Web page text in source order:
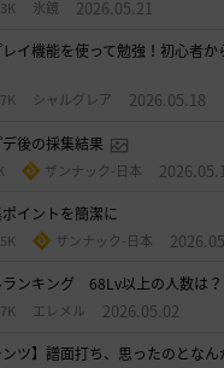
氷鏡 2026.05.21
イ機能を使って勉強！初心者か
シャルグレア 2026.05.18
デ後の採集結果
ザンナック-日本
イントを簡潔に
ザンナック-日本
ランキング 68Lv以上の人数は？
エレメル 2026.05.02
ンツ】譜面打ち、思ったのとなん